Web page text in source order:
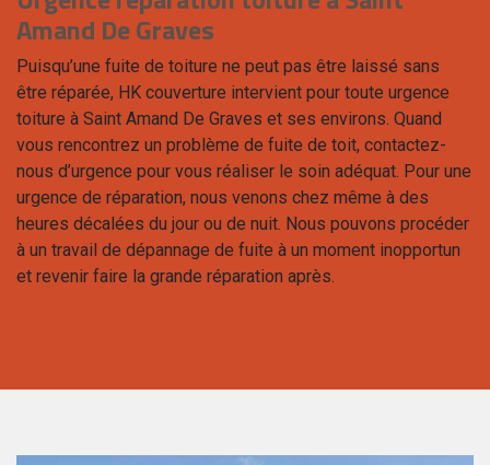
Amand De Graves
Puisqu’une fuite de toiture ne peut pas être laissé sans
être réparée, HK couverture intervient pour toute urgence
toiture à Saint Amand De Graves et ses environs. Quand
vous rencontrez un problème de fuite de toit, contactez-
nous d’urgence pour vous réaliser le soin adéquat. Pour une
urgence de réparation, nous venons chez même à des
heures décalées du jour ou de nuit. Nous pouvons procéder
à un travail de dépannage de fuite à un moment inopportun
et revenir faire la grande réparation après.